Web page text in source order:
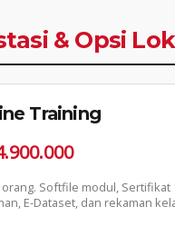
& Opsi
Training
orang. Softfile modul, Sertifikat
E-Dataset, dan rekaman